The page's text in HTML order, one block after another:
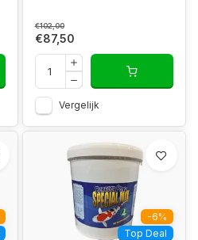
€102,00
€87,50
Vergelijk
-6%
Top Deal